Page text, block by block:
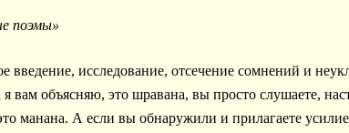
поэмы»
исследование, отсечение сомнений и
вам объясняю, это шравана, вы просто слушаете,
манана. А если вы обнаружили и прилагаете